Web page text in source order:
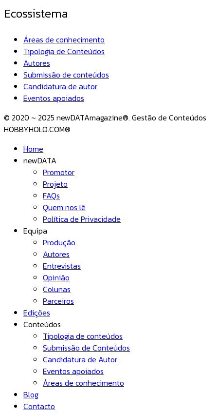
Ecossistema
Áreas de conhecimento
Tipologia de Conteúdos
Autores
Submissão de conteúdos
Candidatura de autor
Eventos apoiados
© 2020 ~ 2025 newDATAmagazine®. Gestão de Conteúdos
HOBBYHOLO.COM®
Home
newDATA
Promotor
Projeto
FAQs
Quem nos lê
Política de Privacidade
Equipa
Produção
Autores
Entrevistas
Opinião
Colunas
Parceiros
Edições
Conteúdos
Tipologia de conteúdos
Submissão de Conteúdos
Candidatura de Autor
Eventos apoiados
Áreas de conhecimento
Blog
Contacto